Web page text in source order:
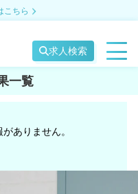
こちら
求人検索
一覧
ありません。